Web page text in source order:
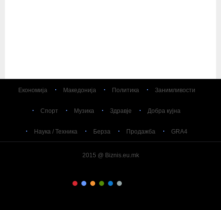
Економија Македонија Политика Занимливости
Спорт Музика Здравје Добра кујна
Наука / Техника Берза Продажба GRA4
2015 @ Biznis.eu.mk